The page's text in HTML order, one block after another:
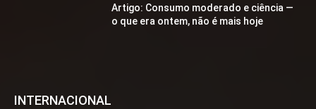
Artigo: Consumo moderado e ciência —
o que era ontem, não é mais hoje
INTERNACIONAL